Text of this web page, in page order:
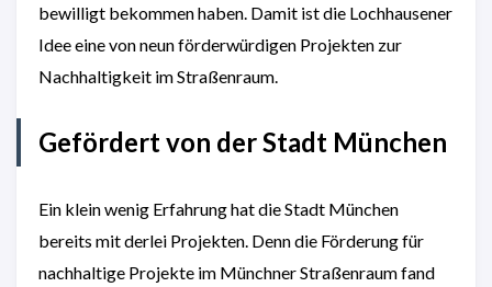
bewilligt bekommen haben. Damit ist die Lochhausener
Idee eine von neun förderwürdigen Projekten zur
Nachhaltigkeit im Straßenraum.
Gefördert von der Stadt München
Ein klein wenig Erfahrung hat die Stadt München
bereits mit derlei Projekten. Denn die Förderung für
nachhaltige Projekte im Münchner Straßenraum fand